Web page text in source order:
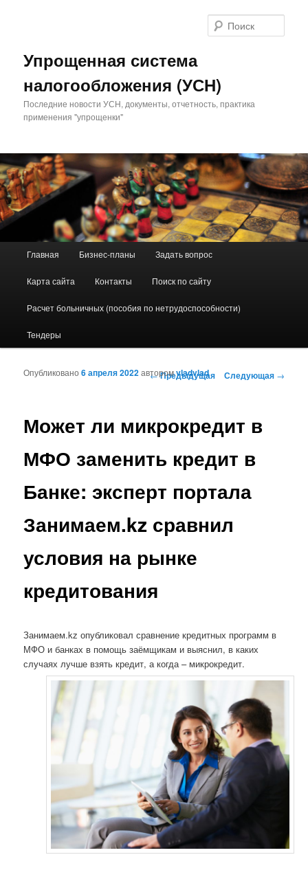
Упрощенная система
налогообложения (УСН)
Последние новости УСН, документы, отчетность, практика
применения "упрощенки"
Перейти к основному содержимому
Перейти к дополнительному содержимому
Главная Бизнес-планы Задать вопрос
Карта сайта Контакты Поиск по сайту
Расчет больничных (пособия по нетрудоспособности)
Тендеры
Навигация по записям
←Предыдущая Следующая →
Может ли микрокредит в
МФО заменить кредит в
Банке: эксперт портала
Занимаем.kz сравнил
условия на рынке
кредитования
Опубликовано6 апреля 2022авторомvladvlad
Занимаем.kz опубликовал сравнение кредитных программ в
МФО и банках в помощь заёмщикам и выяснил, в каких
случаях лучше взять кредит, а когда – микрокредит.